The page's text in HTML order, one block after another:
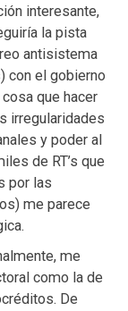
interesante,
la pista
antisistema
con el gobierno
que hacer
irregularidades
y poder al
de RT’s que
por las
me parece
me
como la de
De